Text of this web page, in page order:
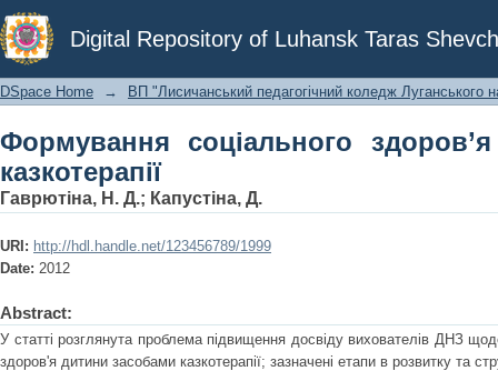
Digital Repository of Luhansk Taras
Формування соціального здоров’я
DSpace Home → ВП "Лисичанський педагогічний коледж Луганського
Формування соціального
казкотерапії
Гаврютіна, Н. Д.; Капустіна, Д.
URI: http://hdl.handle.net/123456789/1999
Date: 2012
Abstract:
У статті розглянута проблема пiдвищення досвіду вихователiв ДНЗ
здоров'я дитини засобами казкотерапії; зазначені етапи в розвитку та